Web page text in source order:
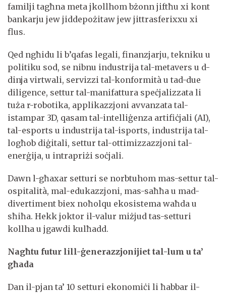
familji tagħna meta jkollhom bżonn jiftħu xi kont
bankarju jew jiddepożitaw jew jittrasferixxu xi
flus.
Qed ngħidu li b’qafas legali, finanzjarju, tekniku u
politiku sod, se nibnu industrija tal-metavers u d-
dinja virtwali, servizzi tal-konformità u tad-due
diligence, settur tal-manifattura speċjalizzata li
tuża r-robotika, applikazzjoni avvanzata tal-
istampar 3D, qasam tal-intelliġenza artifiċjali (AI),
tal-esports u industrija tal-isports, industrija tal-
logħob diġitali, settur tal-ottimizzazzjoni tal-
enerġija, u intrapriżi soċjali.
Dawn l-għaxar setturi se norbtuhom mas-settur tal-
ospitalità, mal-edukazzjoni, mas-saħħa u mad-
divertiment biex noħolqu ekosistema waħda u
sħiħa. Hekk joktor il-valur miżjud tas-setturi
kollha u jgawdi kulħadd.
Nagħtu futur lill-ġenerazzjonijiet tal-lum u ta’
għada
Dan il-pjan ta’ 10 setturi ekonomiċi li ħabbar il-